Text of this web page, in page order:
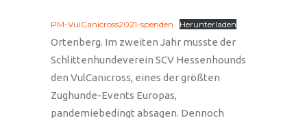
PM-VulCanicross2021-spenden Herunterladen
Ortenberg. Im zweiten Jahr musste der
Schlittenhundeverein SCV Hessenhounds
den VulCanicross, eines der größten
Zughunde-Events Europas,
pandemiebedingt absagen. Dennoch